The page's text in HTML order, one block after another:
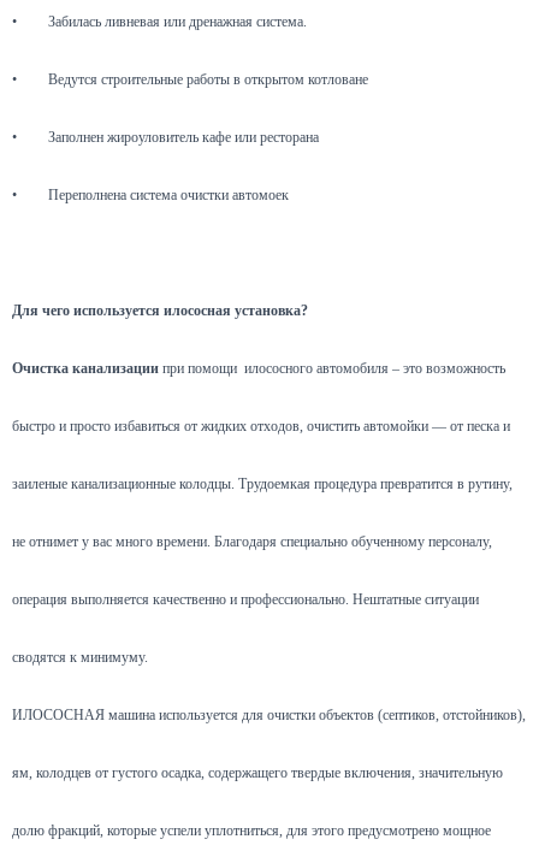
• Забилась ливневая или дренажная система.
• Ведутся строительные работы в открытом котловане
• Заполнен жироуловитель кафе или ресторана
• Переполнена система очистки автомоек
Для чего используется илососная установка?
Очистка канализации при помощи илососного автомобиля – это возможность
быстро и просто избавиться от жидких отходов, очистить автомойки — от песка и
заиленые канализационные колодцы. Трудоемкая процедура превратится в рутину,
не отнимет у вас много времени. Благодаря специально обученному персоналу,
операция выполняется качественно и профессионально. Нештатные ситуации
сводятся к минимуму.
ИЛОСОСНАЯ машина используется для очистки объектов (септиков, отстойников),
ям, колодцев от густого осадка, содержащего твердые включения, значительную
долю фракций, которые успели уплотниться, для этого предусмотрено мощное